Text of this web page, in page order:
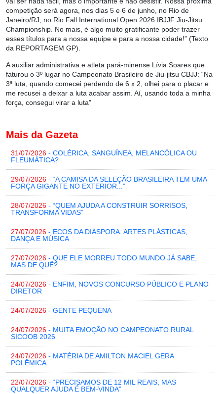
competição será agora, nos dias 5 e 6 de junho, no Rio de
Janeiro/RJ, no Rio Fall International Open 2026 IBJJF Jiu-Jitsu
Championship. No mais, é algo muito gratificante poder trazer
esses títulos para a nossa equipe e para a nossa cidade!” (Texto
da REPORTAGEM GP).
A auxiliar administrativa e atleta pará-minense Lívia Soares que
faturou o 3º lugar no Campeonato Brasileiro de Jiu-jitsu CBJJ: “Na
3ª luta, quando comecei perdendo de 6 x 2, olhei para o placar e
me recusei a deixar a luta acabar assim. Aí, usando toda a minha
força, consegui virar a luta”
Mais da Gazeta
31/07/2026 - COLÉRICA, SANGUÍNEA, MELANCÓLICA OU
FLEUMÁTICA?
29/07/2026 - “A CAMISA DA SELEÇÃO BRASILEIRA TEM UMA
FORÇA GIGANTE NO EXTERIOR...”
28/07/2026 - “QUEM AJUDA A CONSTRUIR SORRISOS,
TRANSFORMA VIDAS”
27/07/2026 - ECOS DA DIÁSPORA: ARTES PLÁSTICAS,
DANÇA E MÚSICA
27/07/2026 - QUE ELE MORREU TODO MUNDO JÁ SABE,
MAS DE QUÊ?
24/07/2026 - ENFIM, NOVOS CONCURSO PÚBLICO E PLANO
DIRETOR
24/07/2026 - GENTE PEQUENA
24/07/2026 - MUITA EMOÇÃO NO CAMPEONATO RURAL
SICOOB 2026
24/07/2026 - MATÉRIA DE AMILTON MACIEL GERA
POLÊMICA
22/07/2026 - “PRECISAMOS DE 12 MIL REAIS, MAS
QUALQUER AJUDA É BEM-VINDA”